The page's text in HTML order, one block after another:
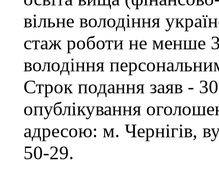
вільне володіння
стаж роботи не менше
володіння
Строк подання заяв -
опублікування
адресою: м. Чернігів,
50-29.